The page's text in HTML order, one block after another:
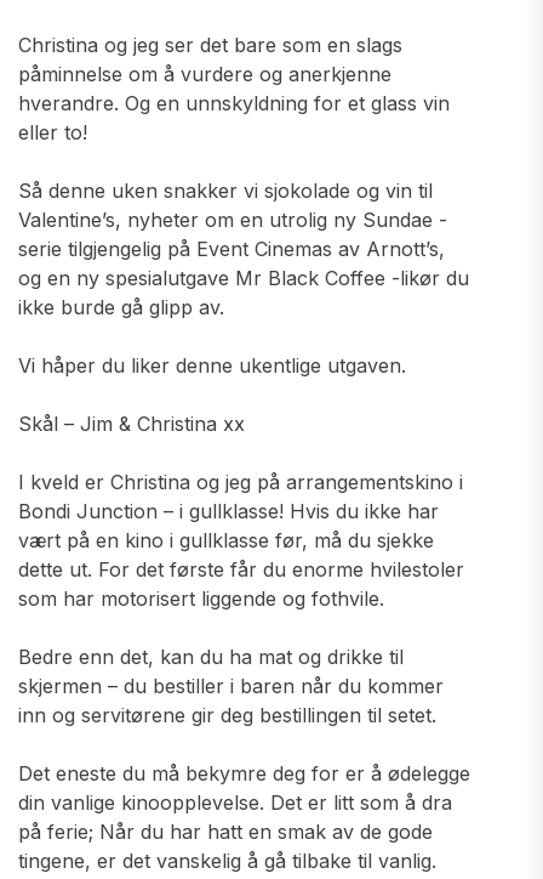
Christina og jeg ser det bare som en slags
påminnelse om å vurdere og anerkjenne
hverandre. Og en unnskyldning for et glass vin
eller to!
Så denne uken snakker vi sjokolade og vin til
Valentine’s, nyheter om en utrolig ny Sundae -
serie tilgjengelig på Event Cinemas av Arnott’s,
og en ny spesialutgave Mr Black Coffee -likør du
ikke burde gå glipp av.
Vi håper du liker denne ukentlige utgaven.
Skål – Jim & Christina xx
I kveld er Christina og jeg på arrangementskino i
Bondi Junction – i gullklasse! Hvis du ikke har
vært på en kino i gullklasse før, må du sjekke
dette ut. For det første får du enorme hvilestoler
som har motorisert liggende og fothvile.
Bedre enn det, kan du ha mat og drikke til
skjermen – du bestiller i baren når du kommer
inn og servitørene gir deg bestillingen til setet.
Det eneste du må bekymre deg for er å ødelegge
din vanlige kinoopplevelse. Det er litt som å dra
på ferie; Når du har hatt en smak av de gode
tingene, er det vanskelig å gå tilbake til vanlig.